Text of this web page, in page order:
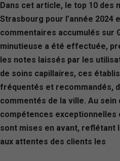
Dans cet article, le top 10 des
Strasbourg pour l’année 2024
commentaires accumulés sur
minutieuse a été effectuée,
les notes laissés par les
de soins capillaires, ces
fréquentés et recommandés,
commentés de la ville. Au
compétences exceptionnelles
sont mises en avant, reflétant
aux attentes des clients les